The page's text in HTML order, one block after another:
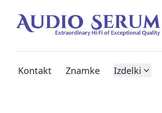
Kontakt Znamke Izdelki